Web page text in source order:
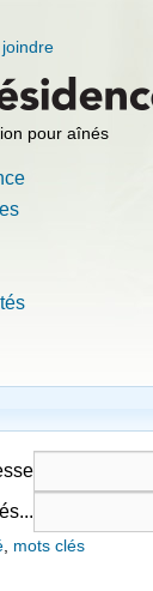
pour aînés
mots clés